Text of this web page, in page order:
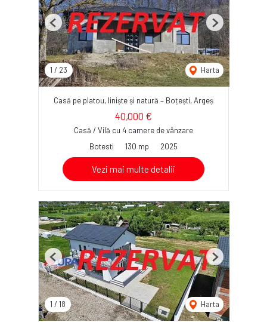
1 / 23 Harta
Previous Next
Casă pe platou, liniște și natură – Boțești, Argeș
40,000 €
Casă / Vilă cu 4 camere de vânzare
Botesti
130 mp 2025
Vezi mai multe detalii
1 / 18 Harta
Previous Next